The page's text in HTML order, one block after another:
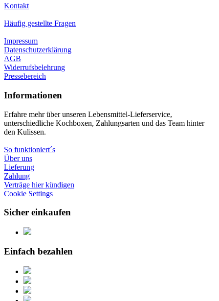
Kontakt
Häufig gestellte Fragen
Impressum
Datenschutzerklärung
AGB
Widerrufsbelehrung
Pressebereich
Informationen
Erfahre mehr über unseren Lebensmittel-Lieferservice,
unterschiedliche Kochboxen, Zahlungsarten und das Team hinter
den Kulissen.
So funktioniert´s
Über uns
Lieferung
Zahlung
Verträge hier kündigen
Cookie Settings
Sicher einkaufen
Einfach bezahlen